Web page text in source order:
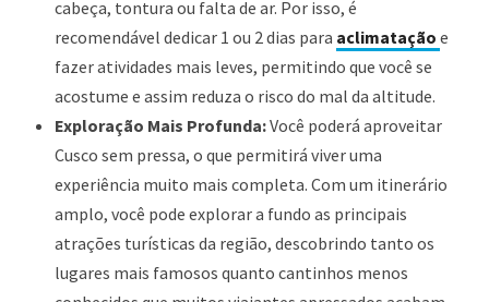
cabeça, tontura ou falta de ar. Por isso, é
recomendável dedicar 1 ou 2 dias para aclimatação e
fazer atividades mais leves, permitindo que você se
acostume e assim reduza o risco do mal da altitude.
Exploração Mais Profunda:Você poderá aproveitar
Cusco sem pressa, o que permitirá viver uma
experiência muito mais completa. Com um itinerário
amplo, você pode explorar a fundo as principais
atrações turísticas da região, descobrindo tanto os
lugares mais famosos quanto cantinhos menos